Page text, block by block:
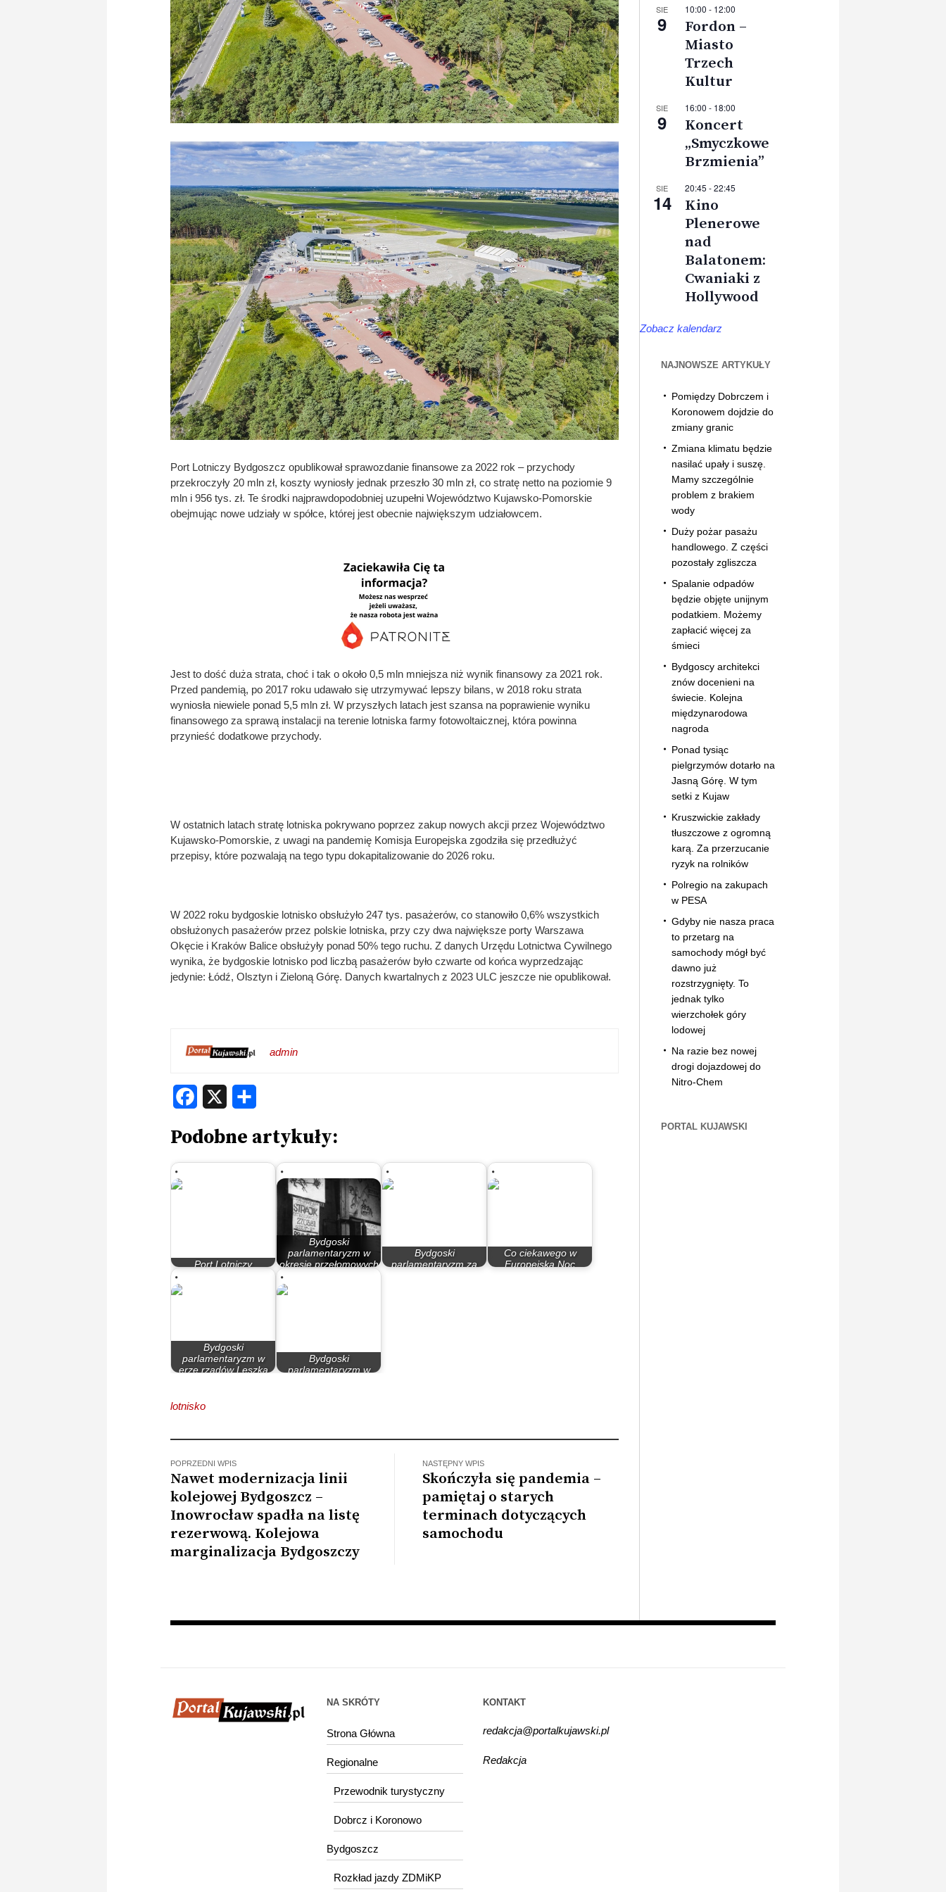
Port Lotniczy Bydgoszcz opublikował sprawozdanie finansowe za 2022 rok – przychody
przekroczyły 20 mln zł, koszty wyniosły jednak przeszło 30 mln zł, co stratę netto na poziomie 9
mln i 956 tys. zł. Te środki najprawdopodobniej uzupełni Województwo Kujawsko-Pomorskie
obejmując nowe udziały w spółce, której jest obecnie największym udziałowcem.
Jest to dość duża strata, choć i tak o około 0,5 mln mniejsza niż wynik finansowy za 2021 rok.
Przed pandemią, po 2017 roku udawało się utrzymywać lepszy bilans, w 2018 roku strata
wyniosła niewiele ponad 5,5 mln zł. W przyszłych latach jest szansa na poprawienie wyniku
finansowego za sprawą instalacji na terenie lotniska farmy fotowoltaicznej, która powinna
przynieść dodatkowe przychody.
W ostatnich latach stratę lotniska pokrywano poprzez zakup nowych akcji przez Województwo
Kujawsko-Pomorskie, z uwagi na pandemię Komisja Europejska zgodziła się przedłużyć
przepisy, które pozwalają na tego typu dokapitalizowanie do 2026 roku.
W 2022 roku bydgoskie lotnisko obsłużyło 247 tys. pasażerów, co stanowiło 0,6% wszystkich
obsłużonych pasażerów przez polskie lotniska, przy czy dwa największe porty Warszawa
Okęcie i Kraków Balice obsłużyły ponad 50% tego ruchu. Z danych Urzędu Lotnictwa Cywilnego
wynika, że bydgoskie lotnisko pod liczbą pasażerów było czwarte od końca wyprzedzając
jedynie: Łódź, Olsztyn i Zieloną Górę. Danych kwartalnych z 2023 ULC jeszcze nie opublikował.
admin
Facebook
Podobne artykuły:
Port Lotniczy
Bydgoski
parlamentaryzm w
okresie przełomowych
Bydgoski
parlamentaryzm za
Co ciekawego w
Europejską Noc
Bydgoski
parlamentaryzm w
erze rządów Leszka
Bydgoski
parlamentaryzm w
lotnisko
POPRZEDNI WPIS
Nawet modernizacja linii
kolejowej Bydgoszcz –
Inowrocław spadła na listę
rezerwową. Kolejowa
marginalizacja Bydgoszczy
NASTĘPNY WPIS
Skończyła się pandemia –
pamiętaj o starych
terminach dotyczących
samochodu
SIE
9
10:00 - 12:00
Fordon –
Miasto
Trzech
Kultur
SIE
9
16:00 - 18:00
Koncert
„Smyczkowe
Brzmienia”
SIE
14
20:45 -22:45
Kino
Plenerowe
nad
Balatonem:
Cwaniaki z
Hollywood
Zobacz kalendarz
NAJNOWSZE ARTYKUŁY
Pomiędzy Dobrczem i
Koronowem dojdzie do
zmiany granic
Zmiana klimatu będzie
nasilać upały i suszę.
Mamy szczególnie
problem z brakiem
wody
Duży pożar pasażu
handlowego. Z części
pozostały zgliszcza
Spalanie odpadów
będzie objęte unijnym
podatkiem. Możemy
zapłacić więcej za
śmieci
Bydgoscy architekci
znów docenieni na
świecie. Kolejna
międzynarodowa
nagroda
Ponad tysiąc
pielgrzymów dotarło na
Jasną Górę. W tym
setki z Kujaw
Kruszwickie zakłady
tłuszczowe z ogromną
karą. Za przerzucanie
ryzyk na rolników
Polregio na zakupach
w PESA
Gdyby nie nasza praca
to przetarg na
samochody mógł być
dawno już
rozstrzygnięty. To
jednak tylko
wierzchołek góry
lodowej
Na razie bez nowej
drogi dojazdowej do
Nitro-Chem
PORTAL KUJAWSKI
NA SKRÓTY
Strona Główna
Regionalne
Przewodnik turystyczny
Dobrcz i Koronowo
Bydgoszcz
Rozkład jazdy ZDMiKP
KONTAKT
redakcja@portalkujawski.pl
Redakcja